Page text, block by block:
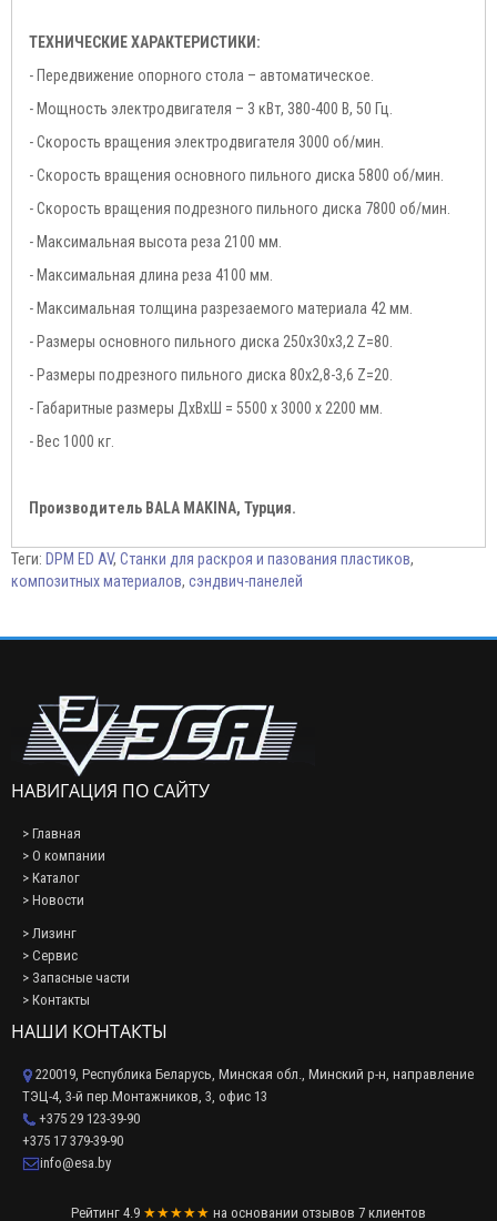
ТЕХНИЧЕСКИЕ ХАРАКТЕРИСТИКИ:
- Передвижение опорного стола – автоматическое.
- Мощность электродвигателя – 3 кВт, 380-400 В, 50 Гц.
- Скорость вращения электродвигателя 3000 об/мин.
- Скорость вращения основного пильного диска 5800 об/мин.
- Скорость вращения подрезного пильного диска 7800 об/мин.
- Максимальная высота реза 2100 мм.
- Максимальная длина реза 4100 мм.
- Максимальная толщина разрезаемого материала 42 мм.
- Размеры основного пильного диска 250х30х3,2 Z=80.
- Размеры подрезного пильного диска 80х2,8-3,6 Z=20.
- Габаритные размеры ДхВхШ = 5500 х 3000 х 2200 мм.
- Вес 1000 кг.
Производитель BALA MAKINA, Турция.
Теги: DPM ED AV, Станки для раскроя и пазования пластиков,
композитных материалов, сэндвич-панелей
НАВИГАЦИЯ ПО САЙТУ
> Главная
> О компании
> Каталог
> Новости
> Лизинг
> Сервис
> Запасные части
> Контакты
НАШИ КОНТАКТЫ
220019, Республика Беларусь, Минская обл., Минский р-н, направление
ТЭЦ-4, 3-й пер.Монтажников, 3, офис 13
+375 29 123-39-90
+375 17 379-39-90
info@esa.by
Рейтинг 4.9 ★★★★★ на основании отзывов 7 клиентов